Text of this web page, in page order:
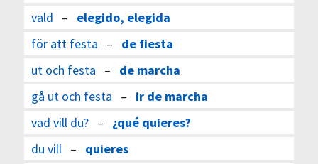
vald – elegido, elegida
för att festa – de fiesta
ut och festa – de marcha
gå ut och festa – ir de marcha
vad vill du?– ¿qué quieres?
du vill – quieres